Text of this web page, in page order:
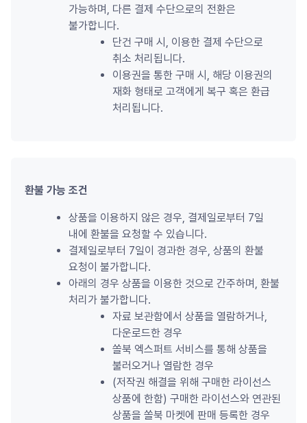
가능하며, 다른 결제 수단으로의 전환은
불가합니다.
단건 구매 시, 이용한 결제 수단으로
취소 처리됩니다.
이용권을 통한 구매 시, 해당 이용권의
재화 형태로 고객에게 복구 혹은 환급
처리됩니다.
환불 가능 조건
상품을 이용하지 않은 경우, 결제일로부터 7일
내에 환불을 요청할 수 있습니다.
결제일로부터 7일이 경과한 경우, 상품의 환불
요청이 불가합니다.
아래의 경우 상품을 이용한 것으로 간주하며, 환불
처리가 불가합니다.
자료 보관함에서 상품을 열람하거나,
다운로드한 경우
쏠북 엑스퍼트 서비스를 통해 상품을
불러오거나 열람한 경우
(저작권 해결을 위해 구매한 라이선스
상품에 한함) 구매한 라이선스와 연관된
상품을 쏠북 마켓에 판매 등록한 경우